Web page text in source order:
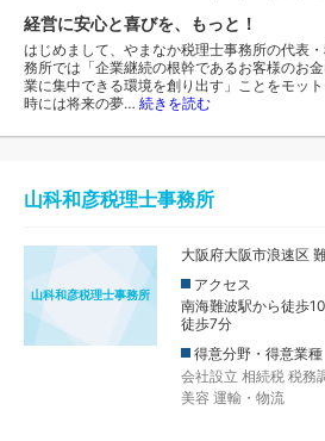
経営に安心と喜びを、もっと！
はじめまして、やまなか税理士事務所の代表
務所では「企業継続の根幹であるお客様のお
業に集中できる環境を創り出す」ことをモッ
時には将来の夢… 続きを読む
山科和彦税理士事務所
山科和彦税理士事務所
大阪府大阪市浪速区
アクセス
南海難波駅から徒歩
徒歩7分
得意分野・得意業種
会社設立 相続税 税務
美容 運輸・物流